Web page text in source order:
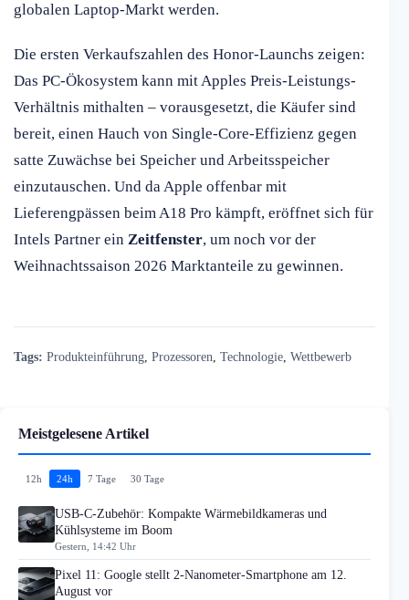
globalen Laptop-Markt werden.
Die ersten Verkaufszahlen des Honor-Launchs zeigen:
Das PC-Ökosystem kann mit Apples Preis-Leistungs-
Verhältnis mithalten – vorausgesetzt, die Käufer sind
bereit, einen Hauch von Single-Core-Effizienz gegen
satte Zuwächse bei Speicher und Arbeitsspeicher
einzutauschen. Und da Apple offenbar mit
Lieferengpässen beim A18 Pro kämpft, eröffnet sich für
Intels Partner ein Zeitfenster, um noch vor der
Weihnachtssaison 2026 Marktanteile zu gewinnen.
Tags: Produkteinführung Prozessoren Technologie Wettbewerb
Meistgelesene Artikel
12h 24h 7 Tage 30 Tage
USB-C-Zubehör: Kompakte Wärmebildkameras und
Kühlsysteme im Boom
Gestern, 14:42 Uhr
Pixel 11: Google stellt 2-Nanometer-Smartphone am 12.
August vor